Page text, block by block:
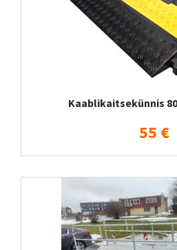
Kaablikaitsekünnis
55 €